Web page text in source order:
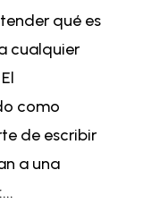
qué es
cualquier
como
de escribir
a una